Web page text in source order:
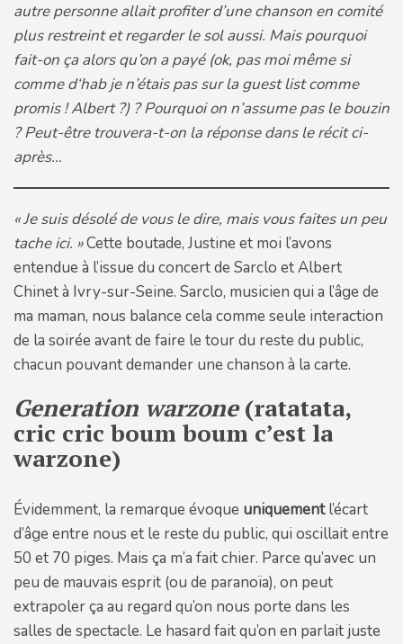
autre personne allait profiter d’une chanson en comité
plus restreint et regarder le sol aussi. Mais pourquoi
fait-on ça alors qu’on a payé (ok, pas moi même si
comme d‘hab je n’étais pas sur la guest list comme
promis ! Albert ?) ? Pourquoi on n’assume pas le bouzin
? Peut-être trouvera-t-on la réponse dans le récit ci-
après…
« Je suis désolé de vous le dire, mais vous faites un peu
tache ici. »Cette boutade, Justine et moi l’avons
entendue à l’issue du concert de Sarclo et Albert
Chinet à Ivry-sur-Seine. Sarclo, musicien qui a l’âge de
ma maman, nous balance cela comme seule interaction
de la soirée avant de faire le tour du reste du public,
chacun pouvant demander une chanson à la carte.
Generation warzone(ratatata,
cric cric boum boum c’est la
warzone)
Évidemment, la remarque évoque uniquementl’écart
d’âge entre nous et le reste du public, qui oscillait entre
50 et 70 piges. Mais ça m’a fait chier. Parce qu’avec un
peu de mauvais esprit (ou de paranoïa), on peut
extrapoler ça au regard qu’on nous porte dans les
salles de spectacle. Le hasard fait qu’on en parlait juste